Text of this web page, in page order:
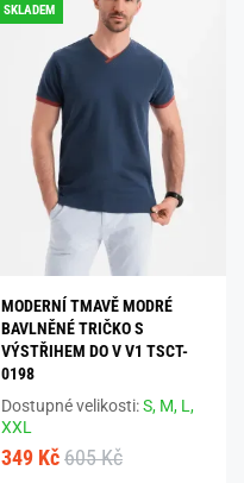
SKLADEM
MODERNÍ TMAVĚ MODRÉ
BAVLNĚNÉ TRIČKO S
VÝSTŘIHEM DO V V1 TSCT-
0198
Dostupné velikosti:S, M, L,
XXL
349 Kč 605 Kč